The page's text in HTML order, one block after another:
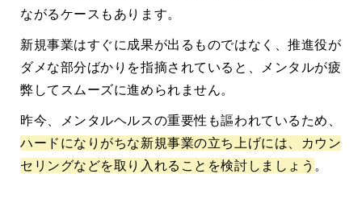
ながるケースもあります。
新規事業はすぐに成果が出るものではなく、推進役が
ダメな部分ばかりを指摘されていると、メンタルが疲
弊してスムーズに進められません。
昨今、メンタルヘルスの重要性も謳われているため、
ハードになりがちな新規事業の立ち上げには、カウン
セリングなどを取り入れることを検討しましょう 。